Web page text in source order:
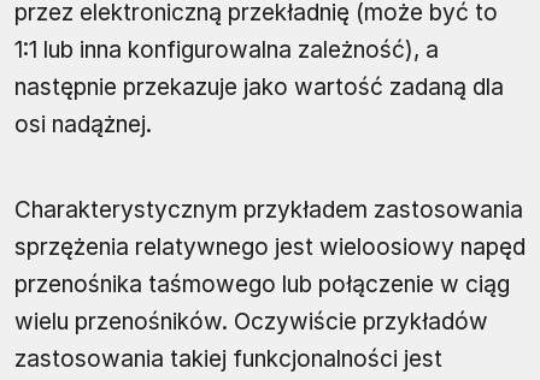
przez elektroniczną przekładnię (może być to
1:1 lub inna konfigurowalna zależność), a
następnie przekazuje jako wartość zadaną dla
osi nadążnej.
Charakterystycznym przykładem zastosowania
sprzężenia relatywnego jest wieloosiowy napęd
przenośnika taśmowego lub połączenie w ciąg
wielu przenośników. Oczywiście przykładów
zastosowania takiej funkcjonalności jest